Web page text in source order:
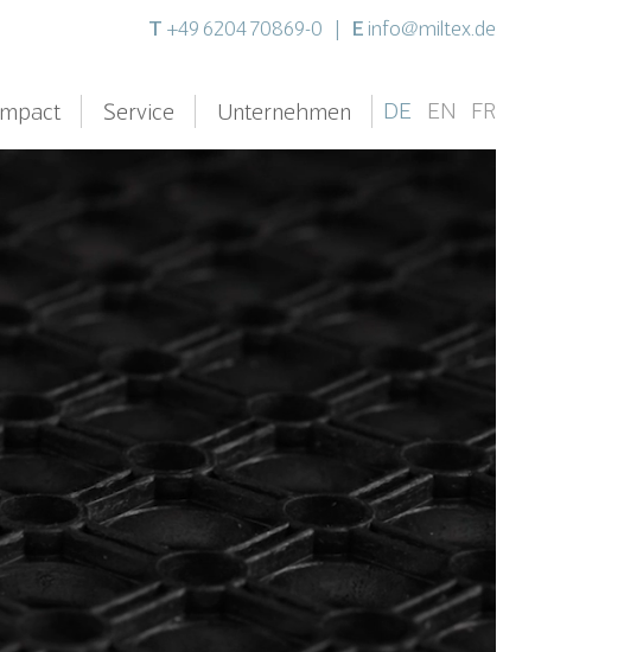
T +49 6204 70869-0 E info@miltex.de
Service Unternehmen DE EN FR